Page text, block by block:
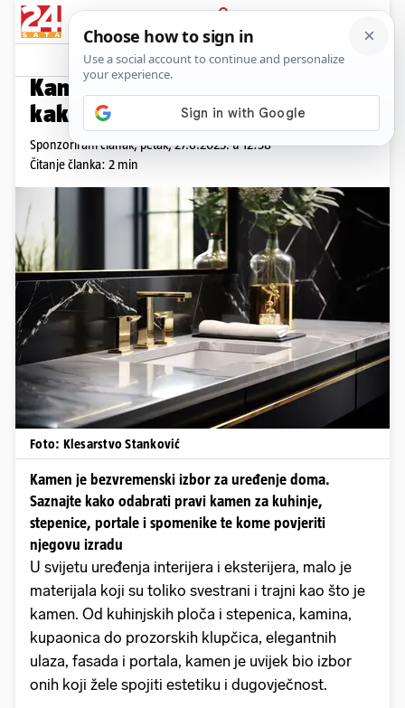
PRIJAVA
Promo sadržaj
Kamen koji ostavlja dojam: Evo
kako odabrati pravi za svoj dom
Sponzorirani članak,petak, 27.6.2025. u 12:38
Čitanje članka: 2 min
Foto: Klesarstvo Stanković
Kamen je bezvremenski izbor za uređenje doma.
Saznajte kako odabrati pravi kamen za kuhinje,
stepenice, portale i spomenike te kome povjeriti
njegovu izradu
U svijetu uređenja interijera i eksterijera, malo je
materijala koji su toliko svestrani i trajni kao što je
kamen. Od kuhinjskih ploča i stepenica, kamina,
kupaonica do prozorskih klupčica, elegantnih
ulaza, fasada i portala, kamen je uvijek bio izbor
onih koji žele spojiti estetiku i dugovječnost.